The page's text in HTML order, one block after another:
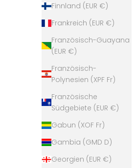
Finnland (EUR €)
Frankreich (EUR €)
Französisch-Guayana
(EUR €)
Französisch-
Polynesien (XPF Fr)
Französische
Südgebiete (EUR €)
Gabun (XOF Fr)
Gambia (GMD D)
Georgien (EUR €)